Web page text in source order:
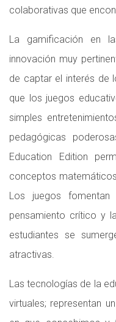
colaborativas que
La gamificación en
innovación muy
de captar el interés de
que los juegos
simples
pedagógicas
Education Edition
conceptos
Los juegos
pensamiento crítico y
estudiantes se
atractivas.
Las tecnologías de la
virtuales; representan